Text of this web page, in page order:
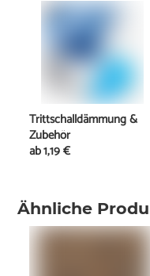
Ähnliche
Trittschalldämmung &
Zubehör
ab1,19 €